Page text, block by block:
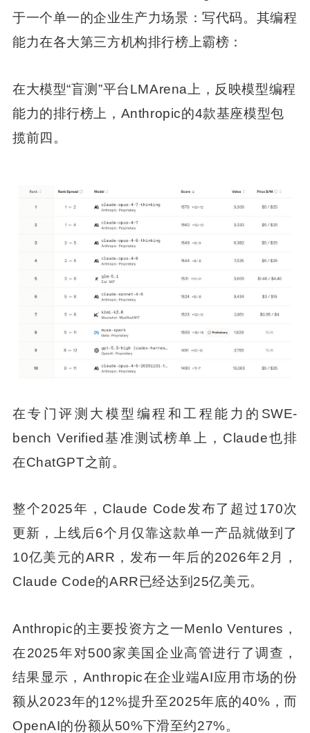
于一个单一的企业生产力场景：写代码。其编程
能力在各大第三方机构排行榜上霸榜：
在大模型“盲测”平台LMArena上，反映模型编程
能力的排行榜上，Anthropic的4款基座模型包
揽前四。
在专门评测大模型编程和工程能力的SWE-
bench Verified基准测试榜单上，Claude也排
在ChatGPT之前。
整个2025年，Claude Code发布了超过170次
更新，上线后6个月仅靠这款单一产品就做到了
10亿美元的ARR，发布一年后的2026年2月，
Claude Code的ARR已经达到25亿美元。
Anthropic的主要投资方之一Menlo Ventures，
在2025年对500家美国企业高管进行了调查，
结果显示，Anthropic在企业端AI应用市场的份
额从2023年的12%提升至2025年底的40%，而
OpenAI的份额从50%下滑至约27%。